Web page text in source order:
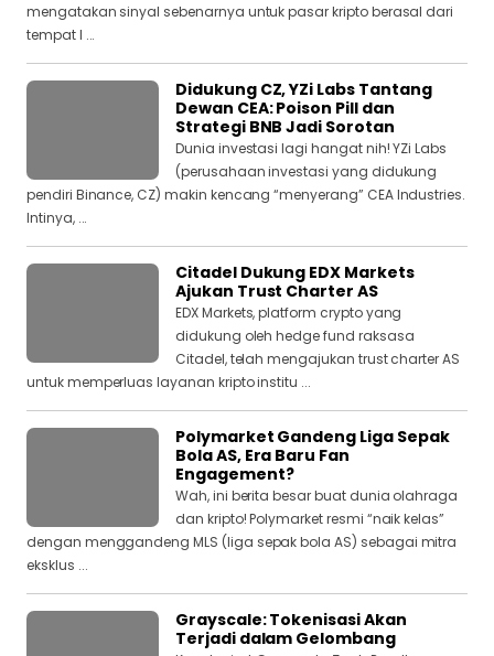
mengatakan sinyal sebenarnya untuk pasar kripto berasal dari
tempat l ...
Didukung CZ, YZi Labs Tantang
Dewan CEA: Poison Pill dan
Strategi BNB Jadi Sorotan
Dunia investasi lagi hangat nih! YZi Labs
(perusahaan investasi yang didukung
pendiri Binance, CZ) makin kencang “menyerang” CEA Industries.
Intinya, ...
Citadel Dukung EDX Markets
Ajukan Trust Charter AS
EDX Markets, platform crypto yang
didukung oleh hedge fund raksasa
Citadel, telah mengajukan trust charter AS
untuk memperluas layanan kripto institu ...
Polymarket Gandeng Liga Sepak
Bola AS, Era Baru Fan
Engagement?
Wah, ini berita besar buat dunia olahraga
dan kripto! Polymarket resmi “naik kelas”
dengan menggandeng MLS (liga sepak bola AS) sebagai mitra
eksklus ...
Grayscale: Tokenisasi Akan
Terjadi dalam Gelombang